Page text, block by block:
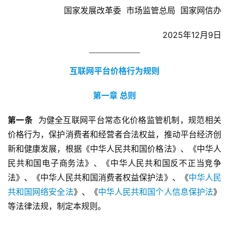
国家发展改革委  市场监管总局  国家网信办
2025年12月9日
互联网平台价格行为规则
第一章 总则
第一条 为健全互联网平台常态化价格监管机制，规范相关
价格行为，保护消费者和经营者合法权益，推动平台经济创
新和健康发展，根据《中华人民共和国价格法》、《中华人
民共和国电子商务法》、《中华人民共和国反不正当竞争
法》、《中华人民共和国消费者权益保护法》、《中华人民
共和国网络安全法》、《中华人民共和国个人信息保护法》
等法律法规，制定本规则。